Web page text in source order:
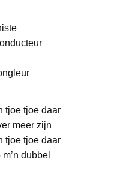
tjoe tjoe daar
meer zijn
tjoe tjoe daar
dubbel